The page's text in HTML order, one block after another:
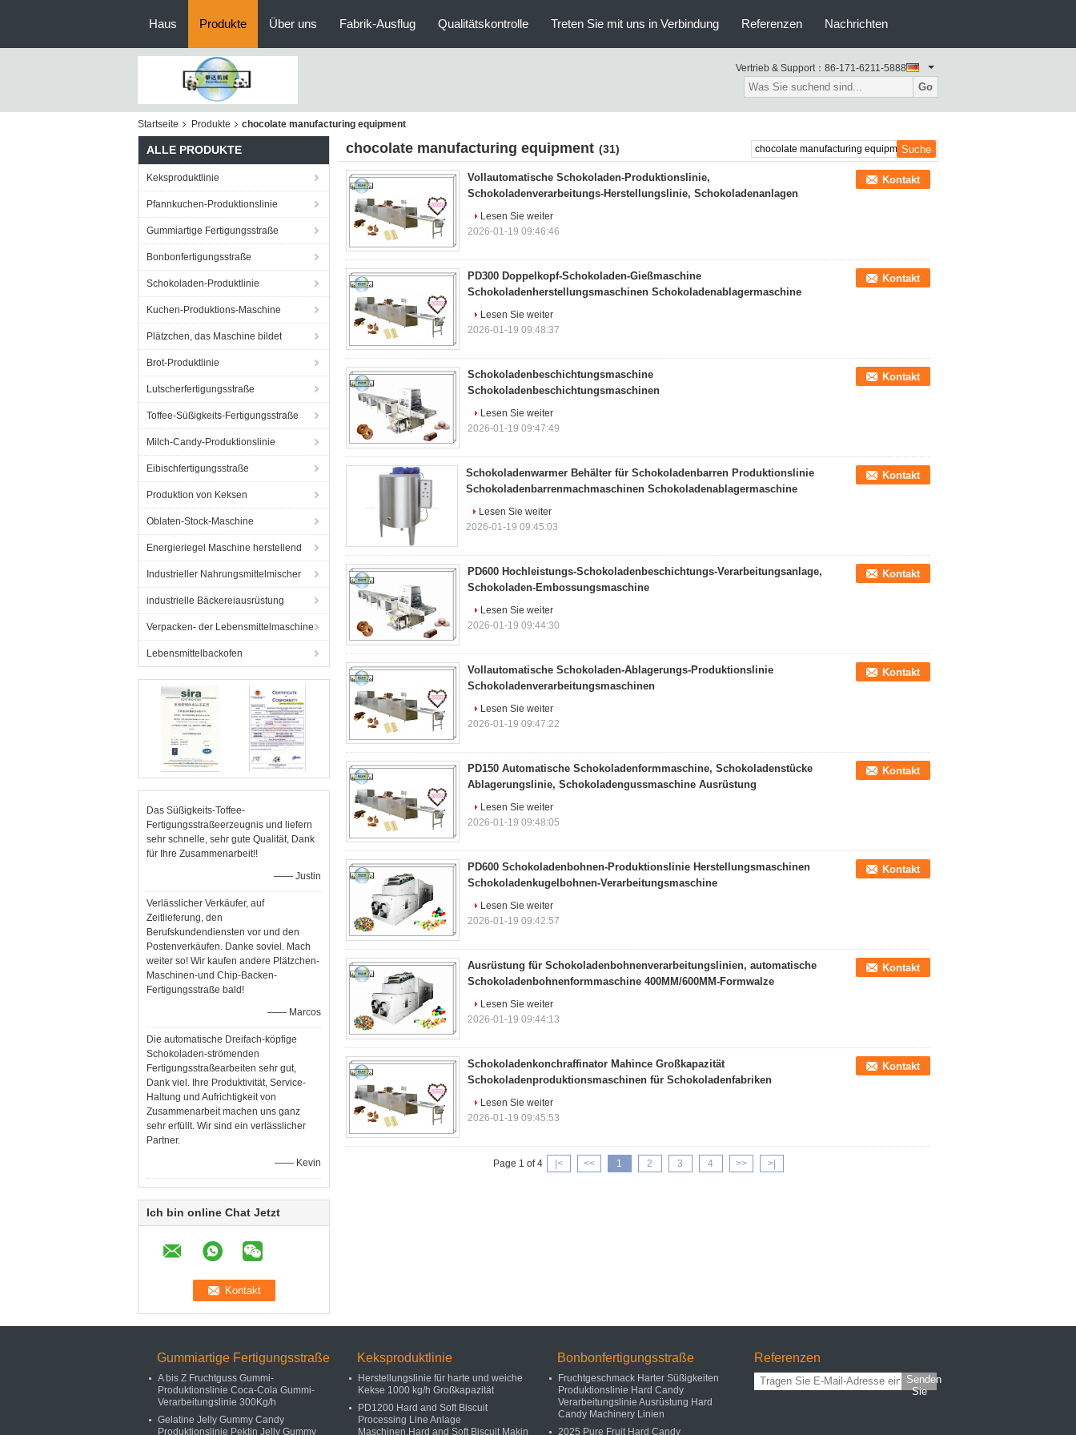
Haus Produkte Über uns Fabrik-Ausflug Qualitätskontrolle Treten Sie mit uns in Verbindung Referenzen Nachrichten
Vertrieb & Support： 86-171-6211-5888
Go
Startseite Produkte chocolate manufacturing equipment
ALLE PRODUKTE
Keksproduktlinie
Pfannkuchen-Produktionslinie
Gummiartige Fertigungsstraße
Bonbonfertigungsstraße
Schokoladen-Produktlinie
Kuchen-Produktions-Maschine
Plätzchen, das Maschine bildet
Brot-Produktlinie
Lutscherfertigungsstraße
Toffee-Süßigkeits-Fertigungsstraße
Milch-Candy-Produktionslinie
Eibischfertigungsstraße
Produktion von Keksen
Oblaten-Stock-Maschine
Energieriegel Maschine herstellend
Industrieller Nahrungsmittelmischer
industrielle Bäckereiausrüstung
Verpacken- der Lebensmittelmaschine
Lebensmittelbackofen
Das Süßigkeits-Toffee-
Fertigungsstraßeerzeugnis und liefern
sehr schnelle, sehr gute Qualität, Dank
für Ihre Zusammenarbeit!!
—— Justin
Verlässlicher Verkäufer, auf
Zeitlieferung, den
Berufskundendiensten vor und den
Postenverkäufen. Danke soviel. Mach
weiter so! Wir kaufen andere Plätzchen-
Maschinen-und Chip-Backen-
Fertigungsstraße bald!
—— Marcos
Die automatische Dreifach-köpfige
Schokoladen-strömenden
Fertigungsstraßearbeiten sehr gut,
Dank viel. Ihre Produktivität, Service-
Haltung und Aufrichtigkeit von
Zusammenarbeit machen uns ganz
sehr erfüllt. Wir sind ein verlässlicher
Partner.
—— Kevin
Ich bin online Chat Jetzt
chocolate manufacturing equipment (31)
Vollautomatische Schokoladen-Produktionslinie,
Schokoladenverarbeitungs-Herstellungslinie, Schokoladenanlagen
Kontakt
Lesen Sie weiter
2026-01-19 09:46:46
PD300 Doppelkopf-Schokoladen-Gießmaschine
Schokoladenherstellungsmaschinen Schokoladenablagermaschine
Kontakt
Lesen Sie weiter
2026-01-19 09:48:37
Schokoladenbeschichtungsmaschine
Schokoladenbeschichtungsmaschinen
Kontakt
Lesen Sie weiter
2026-01-19 09:47:49
Schokoladenwarmer Behälter für Schokoladenbarren Produktionslinie
Schokoladenbarrenmachmaschinen Schokoladenablagermaschine
Kontakt
Lesen Sie weiter
2026-01-19 09:45:03
PD600 Hochleistungs-Schokoladenbeschichtungs-Verarbeitungsanlage,
Schokoladen-Embossungsmaschine
Kontakt
Lesen Sie weiter
2026-01-19 09:44:30
Vollautomatische Schokoladen-Ablagerungs-Produktionslinie
Schokoladenverarbeitungsmaschinen
Kontakt
Lesen Sie weiter
2026-01-19 09:47:22
PD150 Automatische Schokoladenformmaschine, Schokoladenstücke
Ablagerungslinie, Schokoladengussmaschine Ausrüstung
Kontakt
Lesen Sie weiter
2026-01-19 09:48:05
PD600 Schokoladenbohnen-Produktionslinie Herstellungsmaschinen
Schokoladenkugelbohnen-Verarbeitungsmaschine
Kontakt
Lesen Sie weiter
2026-01-19 09:42:57
Ausrüstung für Schokoladenbohnenverarbeitungslinien, automatische
Schokoladenbohnenformmaschine 400MM/600MM-Formwalze
Kontakt
Lesen Sie weiter
2026-01-19 09:44:13
Schokoladenkonchraffinator Mahince Großkapazität
Schokoladenproduktionsmaschinen für Schokoladenfabriken
Kontakt
Lesen Sie weiter
2026-01-19 09:45:53
Page 1 of 4 |< << 1 2 3 4 >> >|
Gummiartige Fertigungsstraße
A bis Z Fruchtguss Gummi-
Produktionslinie Coca-Cola Gummi-
Verarbeitungslinie 300Kg/h
Gelatine Jelly Gummy Candy
Produktionslinie Pektin Jelly Gummy
Keksproduktlinie
Herstellungslinie für harte und weiche
Kekse 1000 kg/h Großkapazität
PD1200 Hard and Soft Biscuit
Processing Line Anlage
Maschinen,Hard and Soft Biscuit Makin
Bonbonfertigungsstraße
Fruchtgeschmack Harter Süßigkeiten
Produktionslinie Hard Candy
Verarbeitungslinie Ausrüstung Hard
Candy Machinery Linien
2025 Pure Fruit Hard Candy
Referenzen
Senden
Sie